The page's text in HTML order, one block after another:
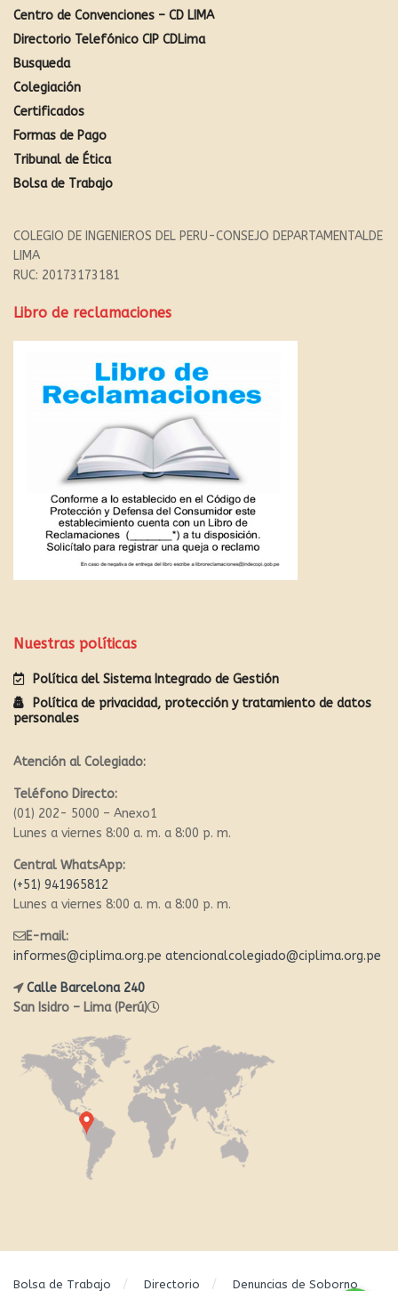
Centro de Convenciones – CD LIMA
Directorio Telefónico CIP CDLima
Busqueda
Colegiación
Certificados
Formas de Pago
Tribunal de Ética
Bolsa de Trabajo
COLEGIO DE INGENIEROS DEL PERU-CONSEJO DEPARTAMENTALDE
LIMA
RUC: 20173173181
Libro de reclamaciones
Nuestras políticas
Política del Sistema Integrado de Gestión
Política de privacidad, protección y tratamiento de datos
personales
Atención al Colegiado:
Teléfono Directo:
(01) 202- 5000 – Anexo1
Lunes a viernes 8:00 a. m. a 8:00 p. m.
Central WhatsApp:
(+51) 941965812
Lunes a viernes 8:00 a. m. a 8:00 p. m.
E-mail:
informes@ciplima.org.pe atencionalcolegiado@ciplima.org.pe
Calle Barcelona 240
San Isidro – Lima (Perú)
Bolsa de Trabajo Directorio Denuncias de Soborno